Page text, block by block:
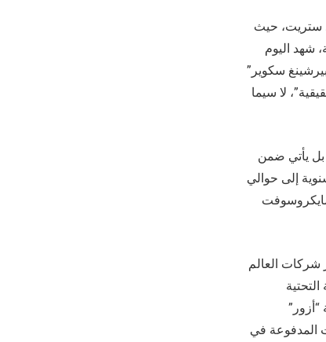
ستريت، حيث
شهد اليوم
سكوير”
الحقيقية”، لا سيما
بل يأتي ضمن
عام 2045، مع زيادة المنح السنوية إلى حوالي
2023، حيث شكلت أسهم مايكروسوفت
شركات العالم
“أزور”
الاشتراكات المدفوعة في